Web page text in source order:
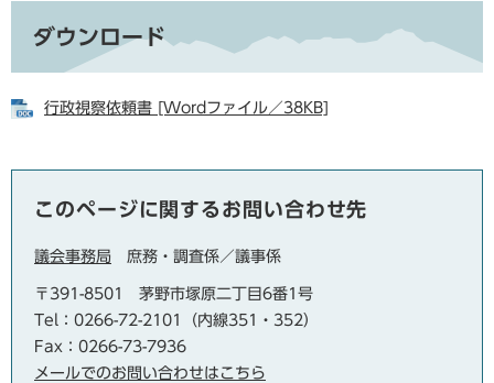
ダウンロード
行政視察依頼書 [Wordファイル／38KB]
このページに関するお問い合わせ先
議会事務局 庶務・調査係／議事係
〒391-8501
茅野市塚原二丁目6番1号
Tel：0266-72-2101（内線351・352）
Fax：0266-73-7936
メールでのお問い合わせはこちら